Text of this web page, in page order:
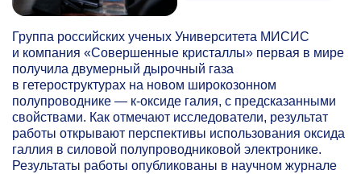
Группа российских ученых Университета МИСИС
и компания «Совершенные кристаллы» первая в мире
получила двумерный дырочный газа
в гетероструктурах на новом широкозонном
полупроводнике — к-оксиде галия, с предсказанными
свойствами. Как отмечают исследователи, результат
работы открывают перспективы использования оксида
галлия в силовой полупроводниковой электронике.
Результаты работы опубликованы в научном журнале